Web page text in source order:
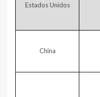
Estados Unidos
China